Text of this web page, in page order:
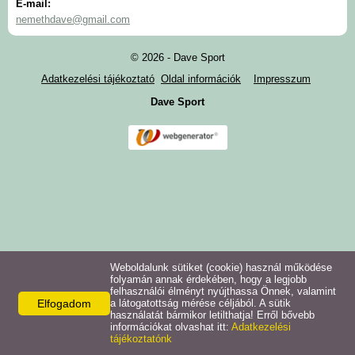
Cipők
E-mail:
nemethdave@gmail.com
© 2026 - Dave Sport
Adatkezelési tájékoztató Oldal információk
Impresszum
Dave Sport
Elfogadom
Weboldalunk sütiket (cookie) használ működése
folyamán annak érdekében, hogy a legjobb
felhasználói élményt nyújthassa Önnek, valamint
a látogatottság mérése céljából. A sütik
használatát bármikor letilthatja! Erről bővebb
információkat olvashat itt: Adatkezelési
tájékoztatónk